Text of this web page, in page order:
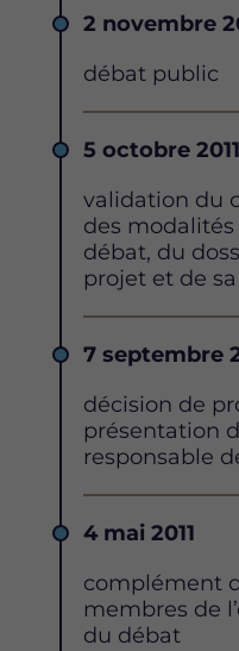
Date
2 novembre
Description
débat public
Date
5 octobre 2011
Description
validation du
des modalités
débat, du
projet et de
Date
7 septembre
Description
décision de
présentation
responsable
Date
4 mai 2011
Description
complément
membres de
du débat